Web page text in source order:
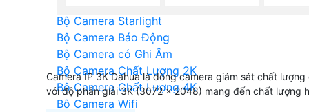
Bộ Camera Starlight
Bộ Camera Báo Động
Bộ Camera có Ghi Âm
Bộ Camera Chất Lượng 2K
Bộ Camera Chất Lượng 4K
Bộ Camera Wifi
Camera IP 3K Dahua là dòng camera giám sát chất
với độ phân giải 3K (3072 x 2048) mang đến chất lượng